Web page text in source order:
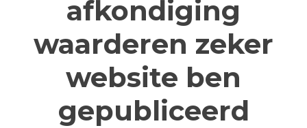
afkondiging
waarderen zeker
website ben
gepubliceerd